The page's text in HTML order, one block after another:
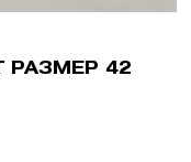
РАЗМЕР 42